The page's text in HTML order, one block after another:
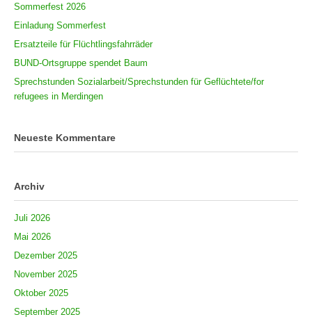
Sommerfest 2026
Einladung Sommerfest
Ersatzteile für Flüchtlingsfahrräder
BUND-Ortsgruppe spendet Baum
Sprechstunden Sozialarbeit/Sprechstunden für Geflüchtete/for
refugees in Merdingen
Neueste Kommentare
Archiv
Juli 2026
Mai 2026
Dezember 2025
November 2025
Oktober 2025
September 2025